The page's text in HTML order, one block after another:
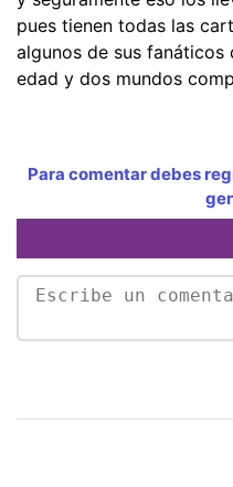
pues tienen todas las
algunos de sus fanáticos
edad y dos mundos
Para comentar debes